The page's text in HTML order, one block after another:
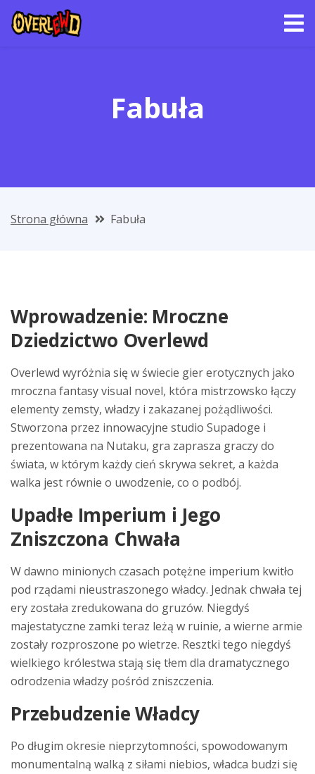
Fabuła
Strona główna Fabuła
Wprowadzenie: Mroczne
Dziedzictwo Overlewd
Overlewd wyróżnia się w świecie gier erotycznych jako
mroczna fantasy visual novel, która mistrzowsko łączy
elementy zemsty, władzy i zakazanej pożądliwości.
Stworzona przez innowacyjne studio Supadoge i
prezentowana na Nutaku, gra zaprasza graczy do
świata, w którym każdy cień skrywa sekret, a każda
walka jest równie o uwodzenie, co o podbój.
Upadłe Imperium i Jego
Zniszczona Chwała
W dawno minionych czasach potężne imperium kwitło
pod rządami nieustraszonego władcy. Jednak chwała tej
ery została zredukowana do gruzów. Niegdyś
majestatyczne zamki teraz leżą w ruinie, a wierne armie
zostały rozproszone po wietrze. Resztki tego niegdyś
wielkiego królestwa stają się tłem dla dramatycznego
odrodzenia władzy pośród zniszczenia.
Przebudzenie Władcy
Po długim okresie nieprzytomności, spowodowanym
monumentalną walką z siłami niebios, władca budzi się